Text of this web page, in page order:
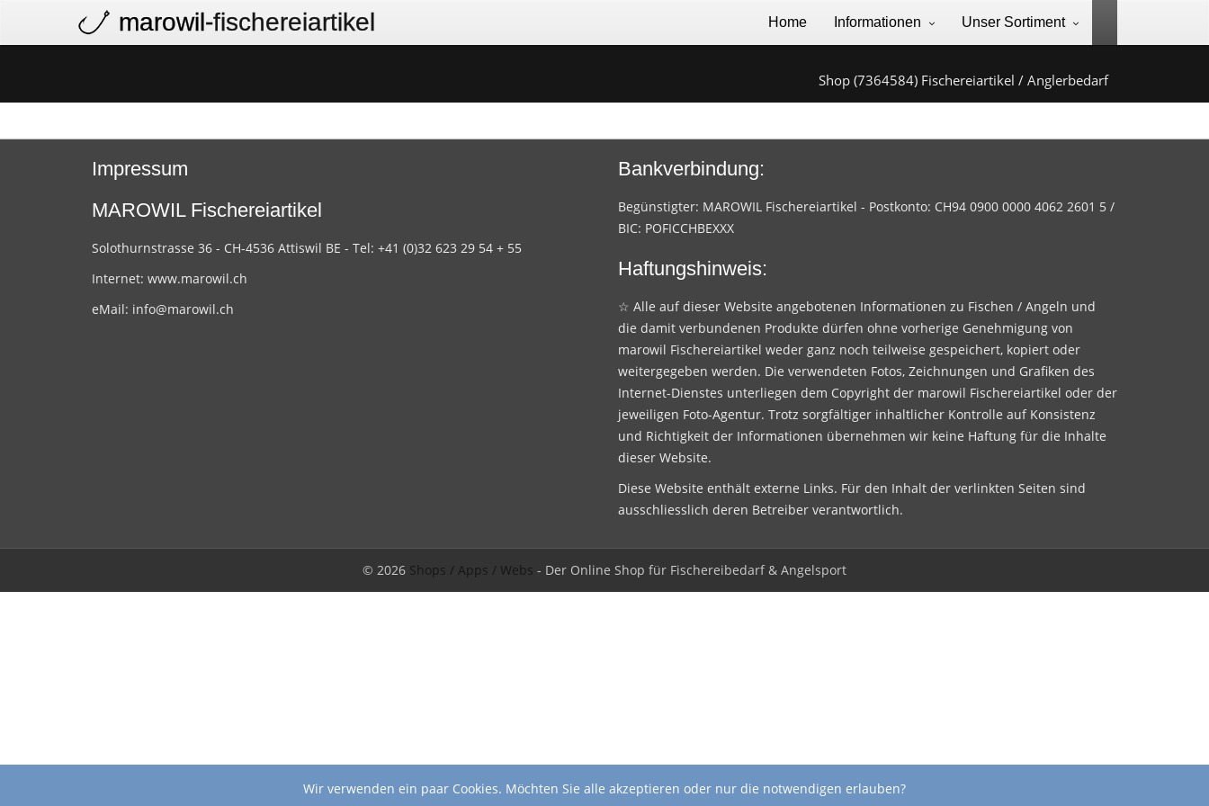
marowil-fischereiartikel Home Informationen Unser Sortiment
Shop (7364584) Fischereiartikel / Anglerbedarf
Impressum
MAROWIL Fischereiartikel
Solothurnstrasse 36 - CH-4536 Attiswil BE - Tel: +41 (0)32 623 29 54 + 55
Internet: www.marowil.ch
eMail: info@marowil.ch
Bankverbindung:
Begünstigter: MAROWIL Fischereiartikel - Postkonto: CH94 0900 0000 4062 2601 5 /
BIC: POFICCHBEXXX
Haftungshinweis:
☆ Alle auf dieser Website angebotenen Informationen zu Fischen / Angeln und
die damit verbundenen Produkte dürfen ohne vorherige Genehmigung von
marowil Fischereiartikel weder ganz noch teilweise gespeichert, kopiert oder
weitergegeben werden. Die verwendeten Fotos, Zeichnungen und Grafiken des
Internet-Dienstes unterliegen dem Copyright der marowil Fischereiartikel oder der
jeweiligen Foto-Agentur. Trotz sorgfältiger inhaltlicher Kontrolle auf Konsistenz
und Richtigkeit der Informationen übernehmen wir keine Haftung für die Inhalte
dieser Website.
Diese Website enthält externe Links. Für den Inhalt der verlinkten Seiten sind
ausschliesslich deren Betreiber verantwortlich.
© 2026 Shops / Apps / Webs - Der Online Shop für Fischereibedarf & Angelsport
Wir verwenden ein paar Cookies. Möchten Sie alle akzeptieren oder nur die notwendigen erlauben?